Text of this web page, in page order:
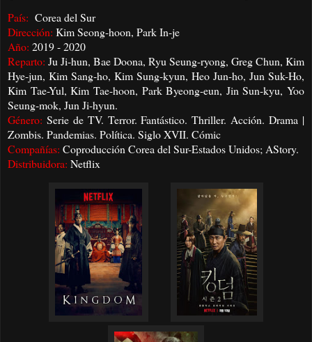
País: Corea del Sur
Dirección: Kim Seong-hoon, Park In-je
Año: 2019 - 2020
Reparto: Ju Ji-hun, Bae Doona, Ryu Seung-ryong, Greg Chun, Kim
Hye-jun, Kim Sang-ho, Kim Sung-kyun, Heo Jun-ho, Jun Suk-Ho,
Kim Tae-Yul, Kim Tae-hoon, Park Byeong-eun, Jin Sun-kyu, Yoo
Seung-mok, Jun Ji-hyun.
Género: Serie de TV. Terror. Fantástico. Thriller. Acción. Drama |
Zombis. Pandemias. Política. Siglo XVII. Cómic
Compañías: Coproducción Corea del Sur-Estados Unidos; AStory.
Distribuidora: Netflix